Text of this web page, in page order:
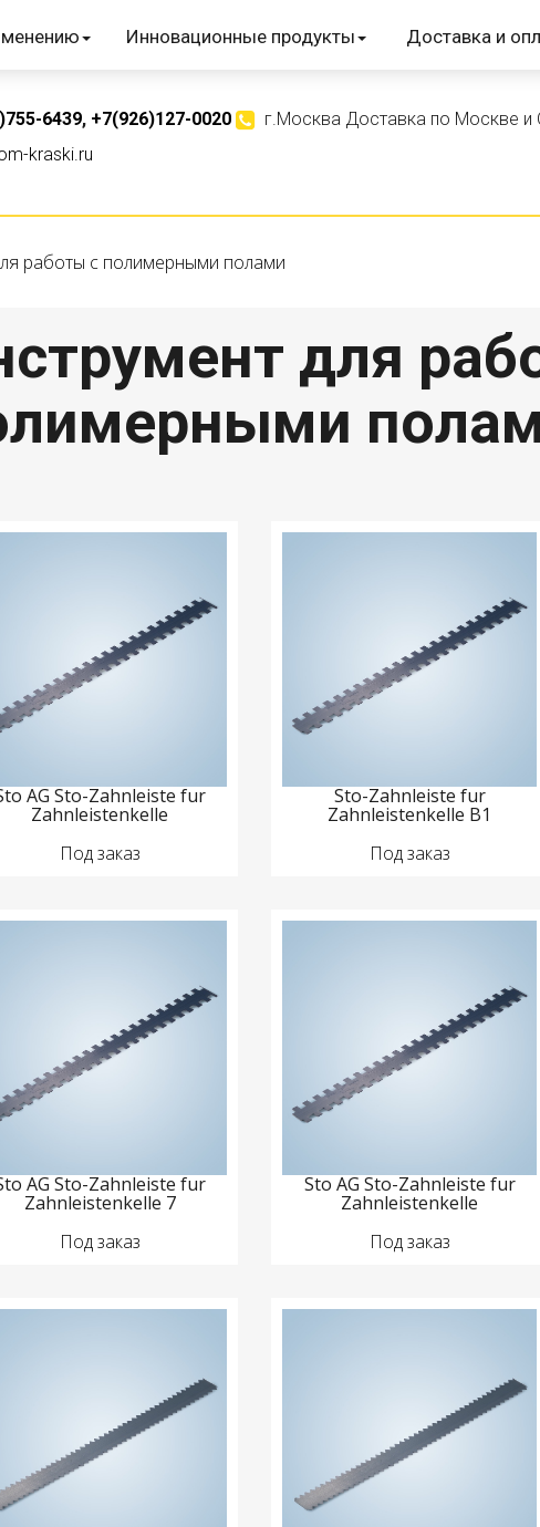
Инновационные продукты Доставка и
6439, +7(926)127-0020
kraski.ru
г.Москва Доставка по Москве и
работы с полимерными полами
для
AG Sto-Zahnleiste fur
Zahnleistenkelle
Под заказ
Sto-Zahnleiste fur
Zahnleistenkelle B1
Под заказ
AG Sto-Zahnleiste fur
Zahnleistenkelle 7
Под заказ
Sto AG Sto-Zahnleiste fur
Zahnleistenkelle
Под заказ